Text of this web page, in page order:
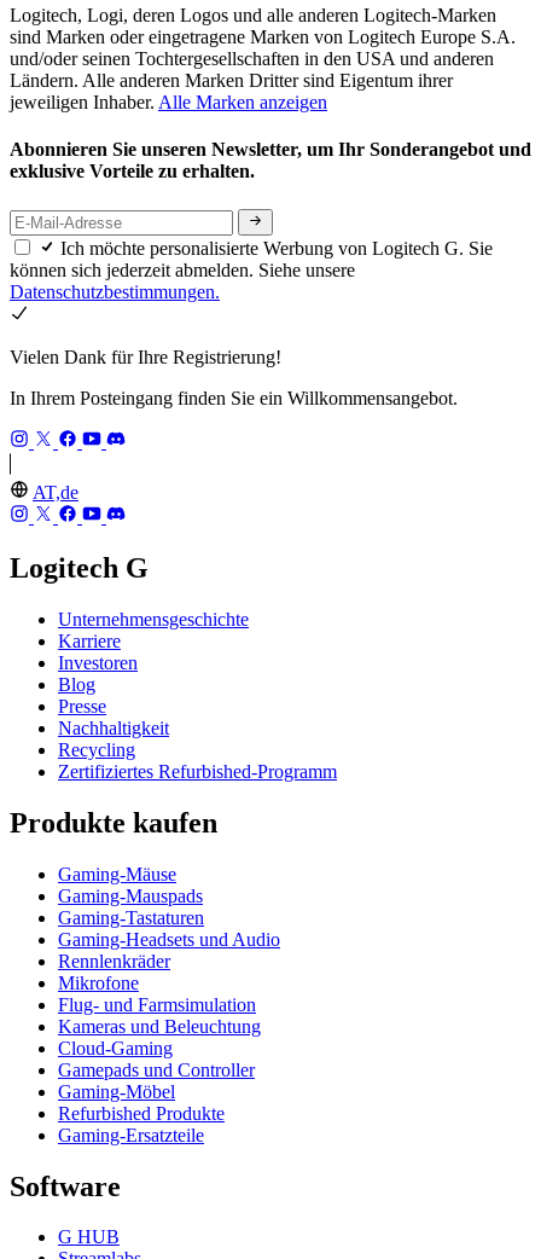
Logitech, Logi, deren Logos und alle anderen Logitech-Marken
sind Marken oder eingetragene Marken von Logitech Europe S.A.
und/oder seinen Tochtergesellschaften in den USA und anderen
Ländern. Alle anderen Marken Dritter sind Eigentum ihrer
jeweiligen Inhaber. Alle Marken anzeigen
Abonnieren Sie unseren Newsletter, um Ihr Sonderangebot und
exklusive Vorteile zu erhalten.
Ich möchte personalisierte Werbung von Logitech G. Sie
können sich jederzeit abmelden. Siehe unsere
Datenschutzbestimmungen.
Vielen Dank für Ihre Registrierung!
In Ihrem Posteingang finden Sie ein Willkommensangebot.
AT,de
Logitech G
Unternehmensgeschichte
Karriere
Investoren
Blog
Presse
Nachhaltigkeit
Recycling
Zertifiziertes Refurbished-Programm
Produkte kaufen
Gaming-Mäuse
Gaming-Mauspads
Gaming-Tastaturen
Gaming-Headsets und Audio
Rennlenkräder
Mikrofone
Flug- und Farmsimulation
Kameras und Beleuchtung
Cloud-Gaming
Gamepads und Controller
Gaming-Möbel
Refurbished Produkte
Gaming-Ersatzteile
Software
G HUB